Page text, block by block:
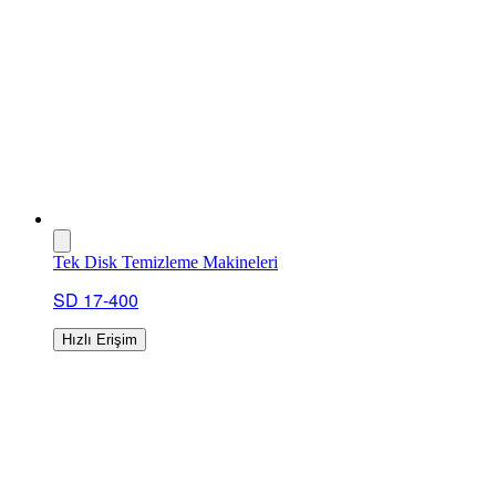
Tek Disk Temizleme Makineleri
SD 17-400
Hızlı Erişim